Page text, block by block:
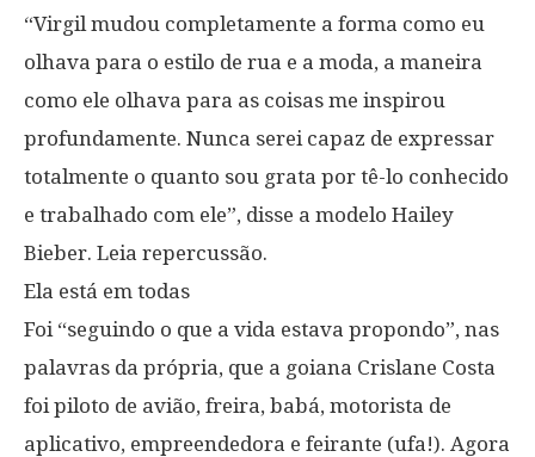
“Virgil mudou completamente a forma como eu
olhava para o estilo de rua e a moda, a maneira
como ele olhava para as coisas me inspirou
profundamente. Nunca serei capaz de expressar
totalmente o quanto sou grata por tê-lo conhecido
e trabalhado com ele”, disse a modelo Hailey
Bieber. Leia repercussão.
Ela está em todas
Foi “seguindo o que a vida estava propondo”, nas
palavras da própria, que a goiana Crislane Costa
foi piloto de avião, freira, babá, motorista de
aplicativo, empreendedora e feirante (ufa!). Agora